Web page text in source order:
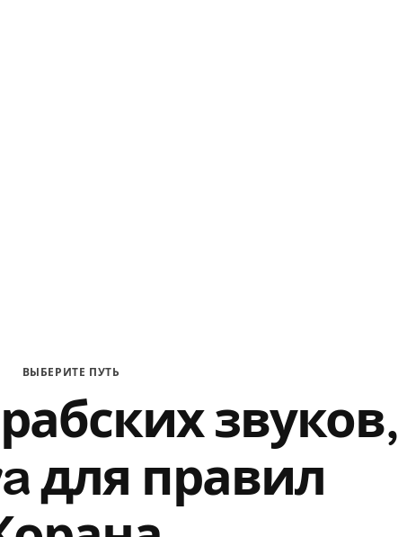
ВЫБЕРИТЕ ПУТЬ
звуков,
для правил